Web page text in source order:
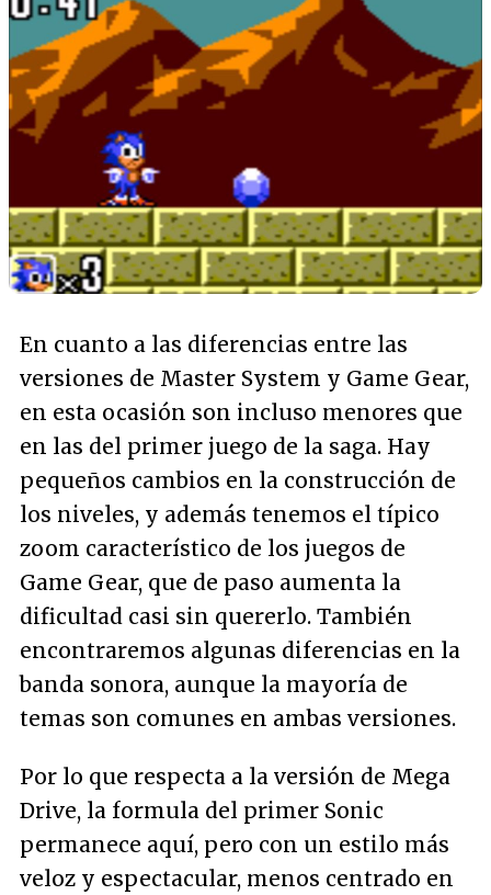
En cuanto a las diferencias entre las
versiones de Master System y Game Gear,
en esta ocasión son incluso menores que
en las del primer juego de la saga. Hay
pequeños cambios en la construcción de
los niveles, y además tenemos el típico
zoom característico de los juegos de
Game Gear, que de paso aumenta la
dificultad casi sin quererlo. También
encontraremos algunas diferencias en la
banda sonora, aunque la mayoría de
temas son comunes en ambas versiones.
Por lo que respecta a la versión de Mega
Drive, la formula del primer Sonic
permanece aquí, pero con un estilo más
veloz y espectacular, menos centrado en